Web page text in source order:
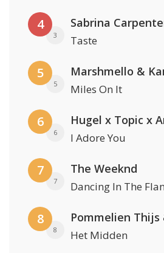
4
3
Sabrina
Taste
5
5
Marshmello &
Miles On It
6
6 I Adore You
7
7
The Weeknd
Dancing In The
8
8
Pommelien Thijs
Het Midden